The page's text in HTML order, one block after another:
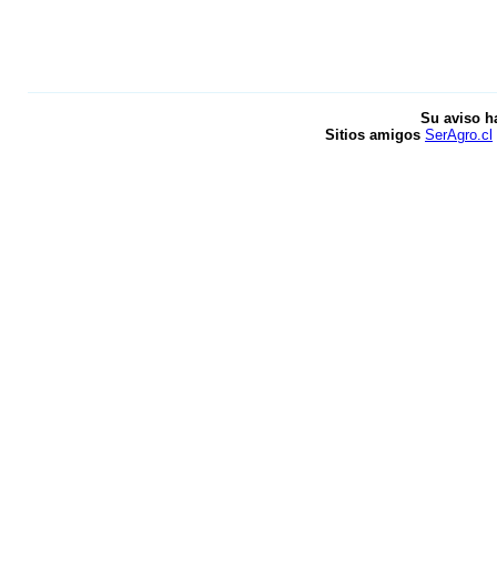
Su aviso
Sitios amigos SerAgro.cl